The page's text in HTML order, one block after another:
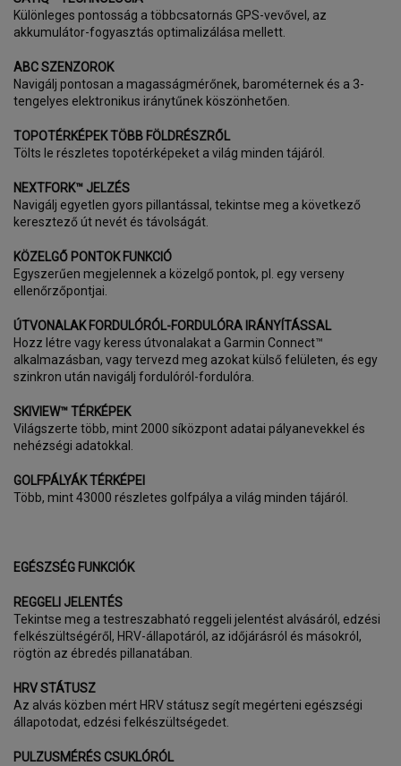
Különleges pontosság a többcsatornás GPS-vevővel, az
akkumulátor-fogyasztás optimalizálása mellett.
ABC SZENZOROK
Navigálj pontosan a magasságmérőnek, barométernek és a 3-
tengelyes elektronikus iránytűnek köszönhetően.
TOPOTÉRKÉPEK TÖBB FÖLDRÉSZRŐL
Tölts le részletes topotérképeket a világ minden tájáról.
NEXTFORK™ JELZÉS
Navigálj egyetlen gyors pillantással, tekintse meg a következő
keresztező út nevét és távolságát.
KÖZELGŐ PONTOK FUNKCIÓ
Egyszerűen megjelennek a közelgő pontok, pl. egy verseny
ellenőrzőpontjai.
ÚTVONALAK FORDULÓRÓL-FORDULÓRA IRÁNYÍTÁSSAL
Hozz létre vagy keress útvonalakat a Garmin Connect™
alkalmazásban, vagy tervezd meg azokat külső felületen, és egy
szinkron után navigálj fordulóról-fordulóra.
SKIVIEW™ TÉRKÉPEK
Világszerte több, mint 2000 síközpont adatai pályanevekkel és
nehézségi adatokkal.
GOLFPÁLYÁK TÉRKÉPEI
Több, mint 43000 részletes golfpálya a világ minden tájáról.
EGÉSZSÉG FUNKCIÓK
REGGELI JELENTÉS
Tekintse meg a testreszabható reggeli jelentést alvásáról, edzési
felkészültségéről, HRV-állapotáról, az időjárásról és másokról,
rögtön az ébredés pillanatában.
HRV STÁTUSZ
Az alvás közben mért HRV státusz segít megérteni egészségi
állapotodat, edzési felkészültségedet.
PULZUSMÉRÉS CSUKLÓRÓL